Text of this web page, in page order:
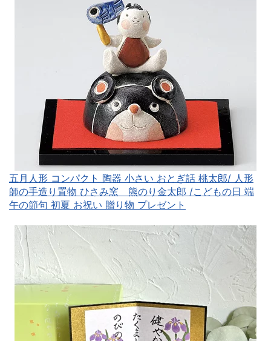
五月人形 コンパクト 陶器 小さい おとぎ話 桃太郎/ 人形
師の手造り置物 ひさみ窯 熊のり金太郎 /こどもの日 端
午の節句 初夏 お祝い 贈り物 プレゼント